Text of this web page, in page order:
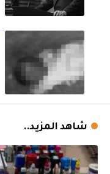
شاهد المزيد..